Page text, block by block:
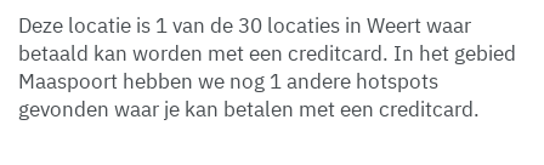
Deze locatie is 1 van de 30 locaties in Weert waar
betaald kan worden met een creditcard. In het gebied
Maaspoort hebben we nog 1 andere hotspots
gevonden waar je kan betalen met een creditcard.